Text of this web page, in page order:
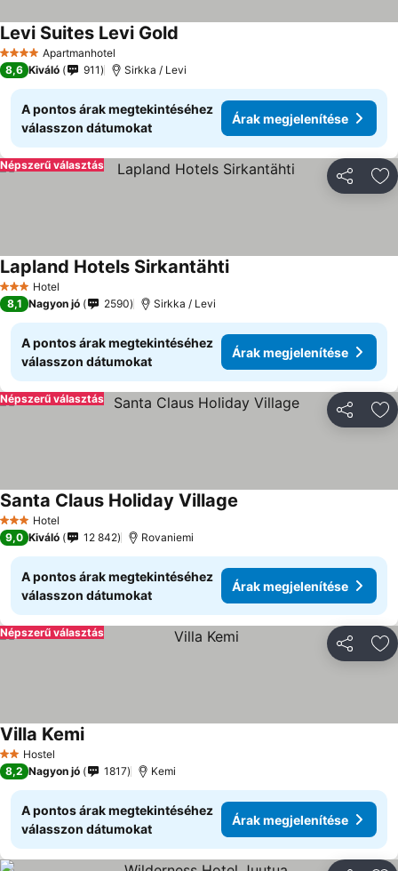
4 KategóriaApartmanhotel
Levi Suites Levi Gold
8,6 Kiváló 911 Sirkka / Levi
A pontos árak megtekintéséhez
válasszon dátumokat
Árak megjelenítése
Népszerű választás
3 Kategória
Hotel
Lapland Hotels SirkantähtiÁrak megjelenítése
8,1 Nagyon jó 2590 Sirkka / Levi
A pontos árak megtekintéséhez
válasszon dátumokat
Árak megjelenítése
Népszerű választás
3 Kategória
Hotel
Santa Claus Holiday Village
9,0 Kiváló 12 842 Rovaniemi
A pontos árak megtekintéséhez
válasszon dátumokat
Árak megjelenítése
Népszerű választás
2 Kategória
Hostel
Villa KemiÁrak megjelenítése
8,2 Nagyon jó 1817 Kemi
A pontos árak megtekintéséhez
válasszon dátumokat
Árak megjelenítése